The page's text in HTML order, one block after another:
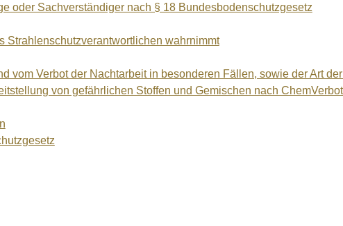
oder Sachverständiger nach § 18 Bundesbodenschutzgesetz
Strahlenschutzverantwortlichen wahrnimmt
vom Verbot der Nachtarbeit in besonderen Fällen, sowie der Art
von gefährlichen Stoffen und Gemischen nach